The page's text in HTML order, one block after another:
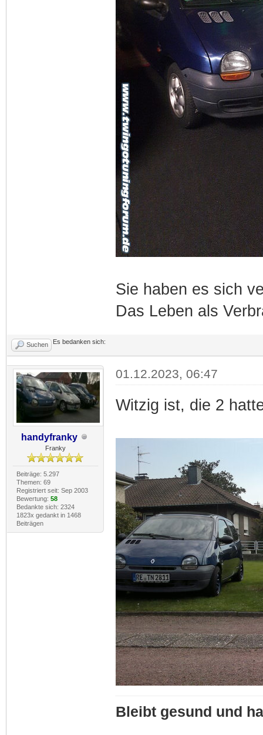
Sie haben es sich
Das Leben als
Suchen Es bedanken sich:
handyfranky
Franky
Beiträge: 5.297
Themen: 69
Registriert seit: Sep 2003
Bewertung: 58
Bedankte sich: 2324
1823x gedankt in 1468
Beiträgen
01.12.2023, 06:47
Witzig ist, die 2
Bleibt gesund und